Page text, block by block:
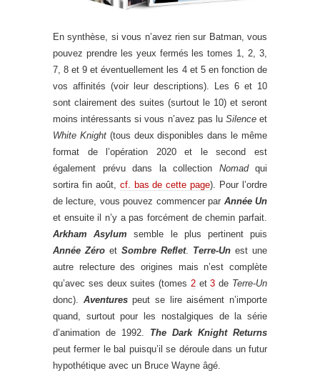
En synthèse, si vous n’avez rien sur Batman, vous
pouvez prendre les yeux fermés les tomes 1, 2, 3,
7, 8 et 9 et éventuellement les 4 et 5 en fonction de
vos affinités (voir leur descriptions). Les 6 et 10
sont clairement des suites (surtout le 10) et seront
moins intéressants si vous n’avez pas lu Silenceet
White Knight(tous deux disponibles dans le même
format de l’opération 2020 et le second est
également prévu dans la collection Nomadqui
sortira fin août, cf. bas de cette page). Pour l’ordre
de lecture, vous pouvez commencer par Année Un
et ensuite il n’y a pas forcément de chemin parfait.
Arkham Asylum semble le plus pertinent puis
Année Zéro et Sombre Reflet. Terre-Un est une
autre relecture des origines mais n’est complète
qu’avec ses deux suites (tomes 2et3 de Terre-Un
donc). Aventures peut se lire aisément n’importe
quand, surtout pour les nostalgiques de la série
d’animation de 1992. The Dark Knight Returns
peut fermer le bal puisqu’il se déroule dans un futur
hypothétique avec un Bruce Wayne âgé.